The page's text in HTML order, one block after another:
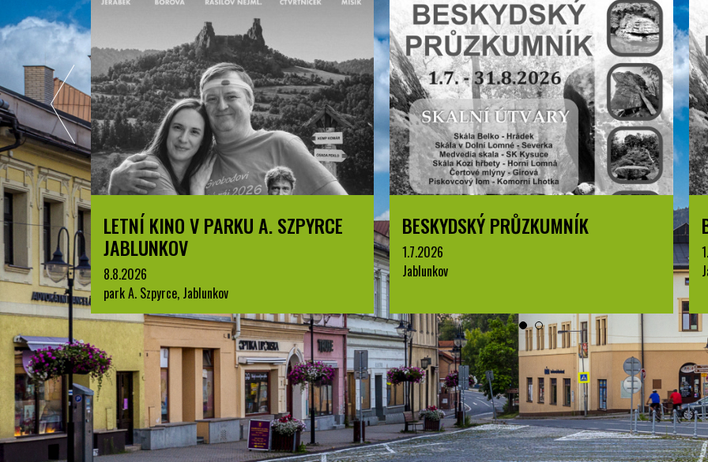
LETNÍ KINO V PARKU A. SZPYRCE
JABLUNKOV
8.8.2026
park A. Szpyrce, Jablunkov
BESKYDSKÝ PRŮZKUMNÍK
1.7.2026
Jablunkov